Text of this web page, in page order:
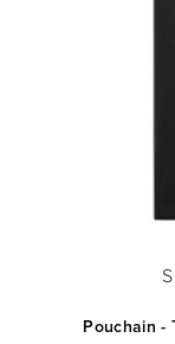
S
Pouchain -